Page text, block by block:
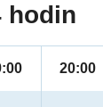
hodin
20:00